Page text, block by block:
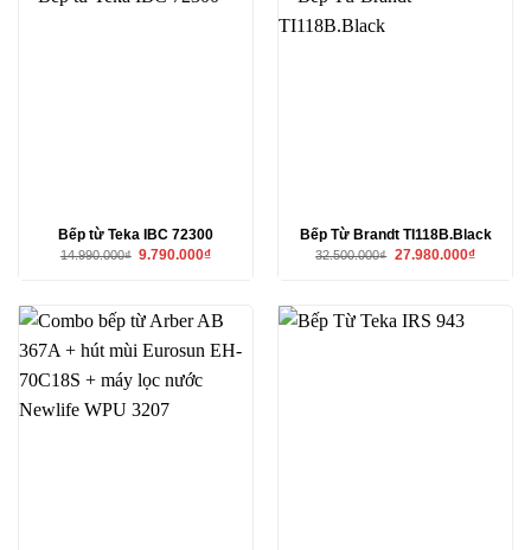
Bếp từ Teka IBC 72300
14.990.000₫ Giá
9.790.000₫Giá
Bếp Từ Brandt TI118B.Black
32.500.000₫ Giá
27.980.000₫Giá